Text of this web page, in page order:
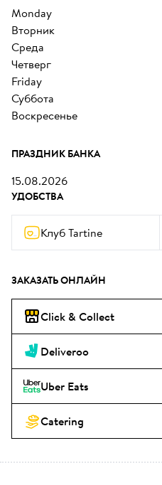
monday
вторник
среда
четверг
friday
суббота
воскресенье
ПРАЗДНИК БАНКА
15.08.2026
УДОБСТВА
Клуб Tartine
ЗАКАЗАТЬ ОНЛАЙН
Click & Collect
Deliveroo
Uber Eats
Catering